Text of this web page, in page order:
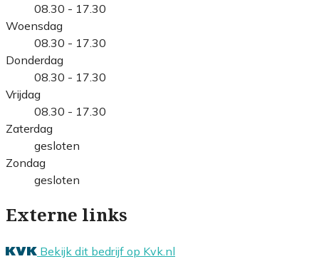
08.30 - 17.30
Woensdag
08.30 - 17.30
Donderdag
08.30 - 17.30
Vrijdag
08.30 - 17.30
Zaterdag
gesloten
Zondag
gesloten
Externe links
Bekijk dit bedrijf op Kvk.nl